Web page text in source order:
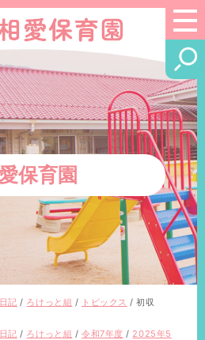
保育園
記 / ろけっと組 / トピックス /初収
記 / ろけっと組 / 令和7年度 / 2025年5